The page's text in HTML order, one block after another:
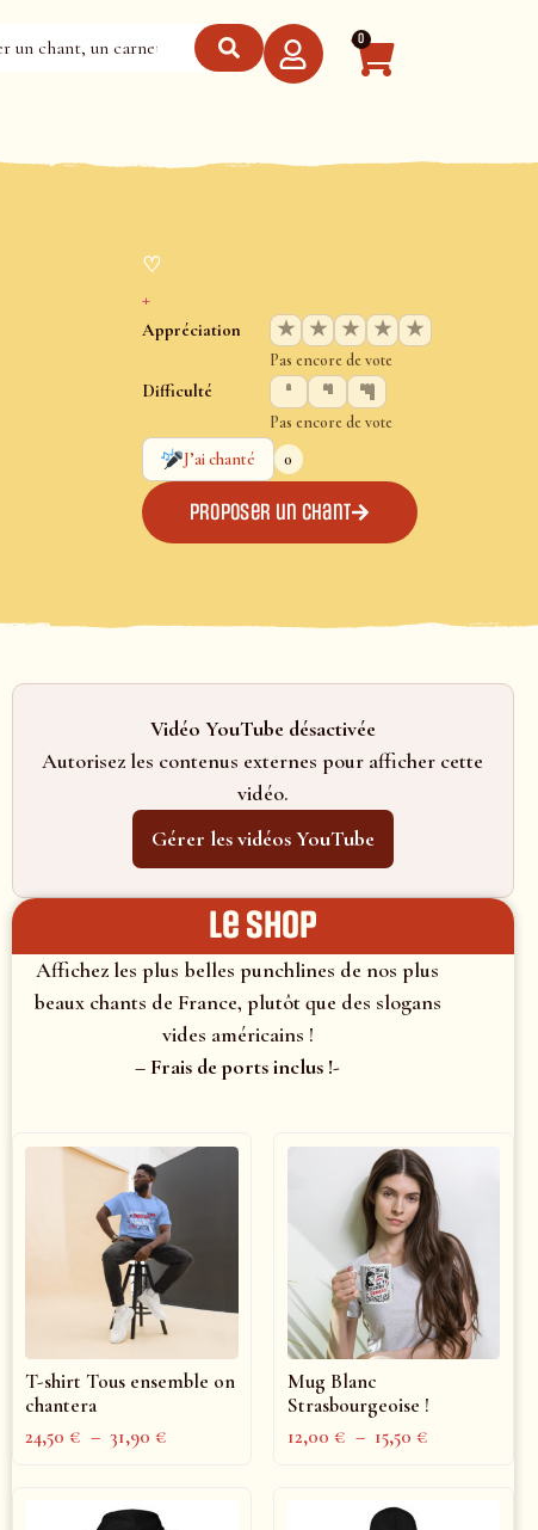
0
♡
+
Appréciation ★ ★ ★ ★ ★
Pas encore de vote
Difficulté
Pas encore de vote
J’ai chanté
0
Proposer un chant
Vidéo YouTube désactivée
Autorisez les contenus externes pour afficher cette
vidéo.
Gérer les vidéos YouTube
le shop
Affichez les plus belles punchlines de nos plus
beaux chants de France, plutôt que des slogans
vides américains !
– Frais de ports inclus !-
T-shirt Tous ensemble on
chantera
24,50€ – 31,90€
Mug Blanc
Strasbourgeoise !
12,00€ – 15,50€